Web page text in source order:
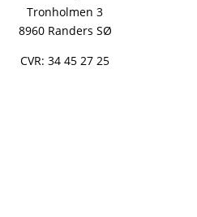
Tronholmen 3
8960 Randers SØ
CVR: 34 45 27 25